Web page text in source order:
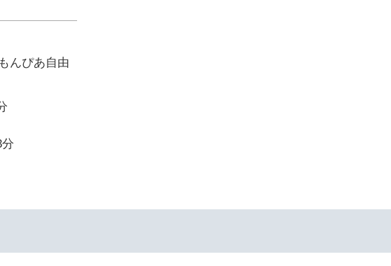
んぴあ自由